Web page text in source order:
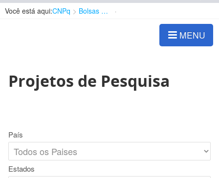
Você está aqui:CNPq Bolsas e Auxílios Vigentes
MENU
Projetos de Pesquisa
País
Estados